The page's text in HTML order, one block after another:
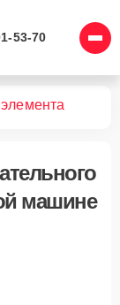
53-70
машине